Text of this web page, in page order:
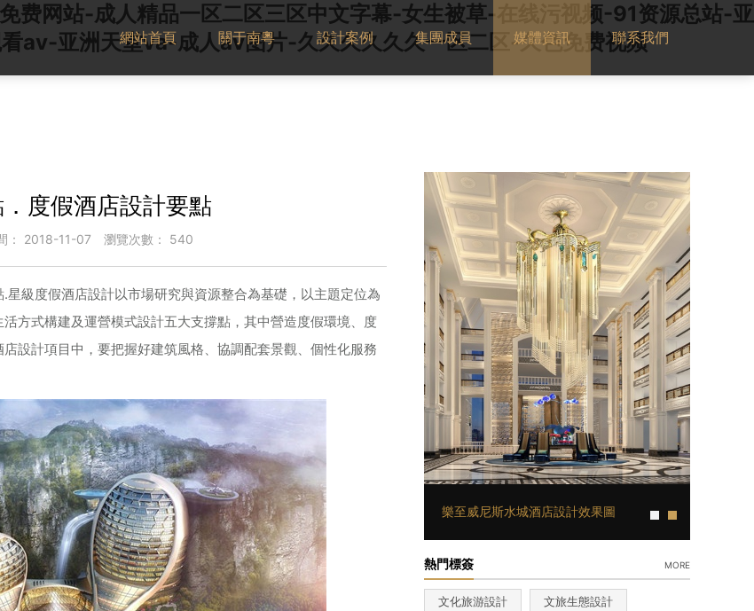
费网站-成人精品一区二区三区中文字幕-女生被草-在线污视频-91资源总站-亚
av-亚洲天堂va-成人av图片-久久久久久久一区二区-久色免费视频
網站首頁 關于南粵 設計案例 集團成員 媒體資訊 聯系我們
度假酒店設計要點
： 2018-11-07 瀏覽次數： 540
級度假酒店設計以市場研究與資源整合為基礎，以主題定位為
方式構建及運營模式設計五大支撐點，其中營造度假環境、度
設計項目中，要把握好建筑風格、協調配套景觀、個性化服務
南京蜂巢七星級主題酒店設計 樂至威尼斯水城酒店設計效果圖
熱門標簽 more
文化旅游設計 文旅生態設計